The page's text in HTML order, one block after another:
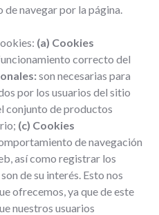
navegar por la página.
(a) Cookies
correcto del
son necesarias para
por los usuarios del sitio
conjunto de productos
(c) Cookies
de navegación
así como registrar los
de su interés. Esto nos
ofrecemos, ya que de este
nuestros usuarios